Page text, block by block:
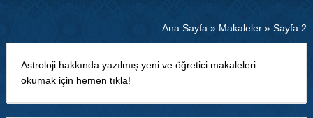
Ana Sayfa » Makaleler »Sayfa 2
Astroloji hakkında yazılmış yeni ve öğretici makaleleri
okumak için hemen tıkla!